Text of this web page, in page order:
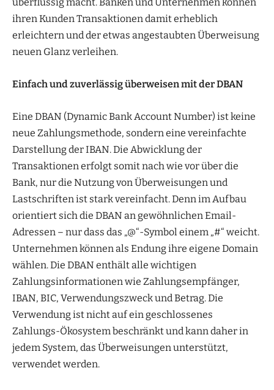
ihren Kunden Transaktionen damit erheblich
erleichtern und der etwas angestaubten Überweisung
neuen Glanz verleihen.
Einfach und zuverlässig überweisen mit der DBAN
Eine DBAN (Dynamic Bank Account Number) ist keine
neue Zahlungsmethode, sondern eine vereinfachte
Darstellung der IBAN. Die Abwicklung der
Transaktionen erfolgt somit nach wie vor über die
Bank, nur die Nutzung von Überweisungen und
Lastschriften ist stark vereinfacht. Denn im Aufbau
orientiert sich die DBAN an gewöhnlichen Email-
Adressen – nur dass das „@“-Symbol einem „#“ weicht.
Unternehmen können als Endung ihre eigene Domain
wählen. Die DBAN enthält alle wichtigen
Zahlungsinformationen wie Zahlungsempfänger,
IBAN, BIC, Verwendungszweck und Betrag. Die
Verwendung ist nicht auf ein geschlossenes
Zahlungs-Ökosystem beschränkt und kann daher in
jedem System, das Überweisungen unterstützt,
verwendet werden.